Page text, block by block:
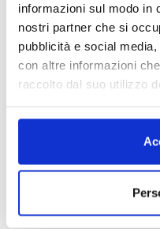
informazioni sul modo in
nostri partner che si
pubblicità e social
con altre informazioni
raccolto dal suo utilizzo
VISITE E